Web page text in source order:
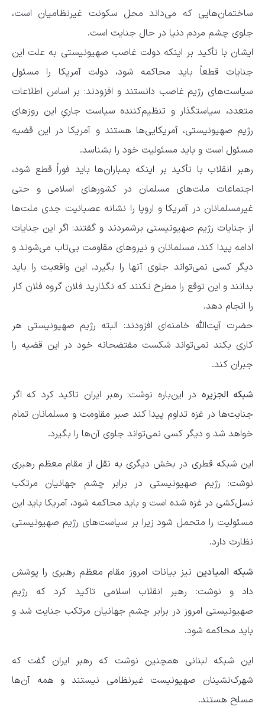
ساختمان‌هایی که می‌داند محل سکونت غیرنظامیان است،
جلوی چشم مردم دنیا در حال جنایت است.
ایشان با تأکید بر اینکه دولت غاصب صهیونیستی به علت این
جنایات قطعاً باید محاکمه شود، دولت آمریکا را مسئول
سیاست‌های رژیم غاصب دانستند و افزودند: بر اساس اطلاعات
متعدد، سیاستگذار و تنظیم‌کننده سیاست جاریِ این روزهای
رژیم صهیونیستی، آمریکایی‌ها هستند و آمریکا در این قضیه
مسئول است و باید مسئولیت خود را بشناسد.
رهبر انقلاب با تأکید بر اینکه بمباران‌ها باید فوراً قطع شود،
اجتماعات ملت‌های مسلمان در کشورهای اسلامی و حتی
غیرمسلمانان در آمریکا و اروپا را نشانه عصبانیت جدی ملت‌ها
از جنایات رژیم صهیونیستی برشمردند و گفتند: اگر این جنایات
ادامه پیدا کند، مسلمانان و نیروهای مقاومت بی‌تاب می‌شوند و
دیگر کسی نمی‌تواند جلوی آنها را بگیرد. این واقعیت را باید
بدانند و این توقع را مطرح نکنند که نگذارید فلان گروه فلان کار
را انجام دهد.
حضرت آیت‌الله خامنه‌ای افزودند: البته رژیم صهیونیستی هر
کاری بکند نمی‌تواند شکست مفتضحانه خود در این قضیه را
جبران کند.
شبکه الجزیره در این‌باره نوشت: رهبر ایران تاکید کرد که اگر
جنایت‌ها در غزه تداوم پیدا کند صبر مقاومت و مسلمانان تمام
خواهد شد و دیگر کسی نمی‌تواند جلوی آن‌ها را بگیرد.
این شبکه قطری در بخش دیگری به نقل از مقام معظم رهبری
نوشت: رژیم صهیونیستی در برابر چشم جهانیان مرتکب
نسل‌کشی در غزه شده است و باید محاکمه شود، آمریکا باید این
مسئولیت را متحمل شود زیرا بر سیاست‌های رژیم صهیونیستی
نظارت دارد.
شبکه المیادین نیز بیانات امروز مقام معظم رهبری را پوشش
داد و نوشت: رهبر انقلاب اسلامی تاکید کرد که رژیم
صهیونیستی امروز در برابر چشم جهانیان مرتکب جنایت شد و
باید محاکمه شود.
این شبکه لبنانی همچنین نوشت که رهبر ایران گفت که
شهرک‌نشینان صهیونیست غیرنظامی نیستند و همه آن‌ها
مسلح هستند.